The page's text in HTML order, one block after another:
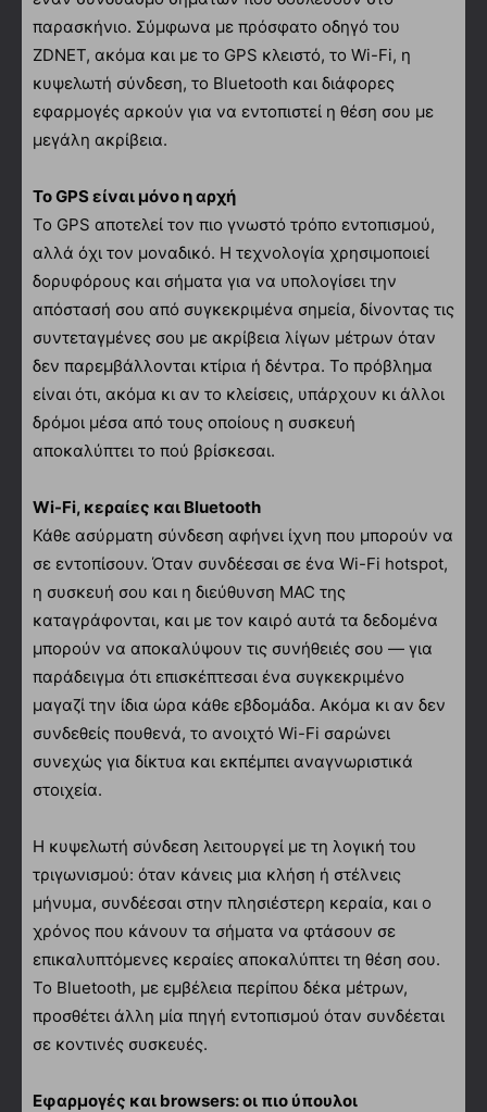
παρασκήνιο. Σύμφωνα με πρόσφατο οδηγό του
ZDNET, ακόμα και με το GPS κλειστό, το Wi-Fi, η
κυψελωτή σύνδεση, το Bluetooth και διάφορες
εφαρμογές αρκούν για να εντοπιστεί η θέση σου με
μεγάλη ακρίβεια.
Το GPS είναι μόνο η αρχή
Το GPS αποτελεί τον πιο γνωστό τρόπο εντοπισμού,
αλλά όχι τον μοναδικό. Η τεχνολογία χρησιμοποιεί
δορυφόρους και σήματα για να υπολογίσει την
απόστασή σου από συγκεκριμένα σημεία, δίνοντας τις
συντεταγμένες σου με ακρίβεια λίγων μέτρων όταν
δεν παρεμβάλλονται κτίρια ή δέντρα. Το πρόβλημα
είναι ότι, ακόμα κι αν το κλείσεις, υπάρχουν κι άλλοι
δρόμοι μέσα από τους οποίους η συσκευή
αποκαλύπτει το πού βρίσκεσαι.
Wi-Fi, κεραίες και Bluetooth
Κάθε ασύρματη σύνδεση αφήνει ίχνη που μπορούν να
σε εντοπίσουν. Όταν συνδέεσαι σε ένα Wi-Fi hotspot,
η συσκευή σου και η διεύθυνση MAC της
καταγράφονται, και με τον καιρό αυτά τα δεδομένα
μπορούν να αποκαλύψουν τις συνήθειές σου — για
παράδειγμα ότι επισκέπτεσαι ένα συγκεκριμένο
μαγαζί την ίδια ώρα κάθε εβδομάδα. Ακόμα κι αν δεν
συνδεθείς πουθενά, το ανοιχτό Wi-Fi σαρώνει
συνεχώς για δίκτυα και εκπέμπει αναγνωριστικά
στοιχεία.
Η κυψελωτή σύνδεση λειτουργεί με τη λογική του
τριγωνισμού: όταν κάνεις μια κλήση ή στέλνεις
μήνυμα, συνδέεσαι στην πλησιέστερη κεραία, και ο
χρόνος που κάνουν τα σήματα να φτάσουν σε
επικαλυπτόμενες κεραίες αποκαλύπτει τη θέση σου.
Το Bluetooth, με εμβέλεια περίπου δέκα μέτρων,
προσθέτει άλλη μία πηγή εντοπισμού όταν συνδέεται
σε κοντινές συσκευές.
Εφαρμογές και browsers: οι πιο ύπουλοι